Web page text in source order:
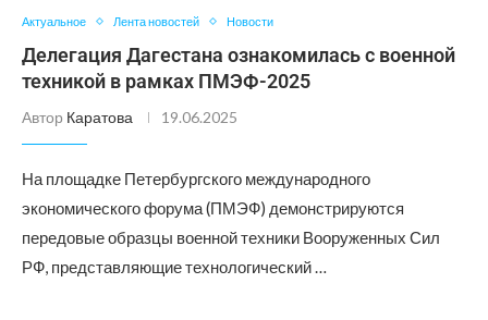
Актуальное Лента новостей Новости
Делегация Дагестана ознакомилась с военной
техникой в рамках ПМЭФ-2025
Автор Каратова 19.06.2025
На площадке Петербургского международного
экономического форума (ПМЭФ) демонстрируются
передовые образцы военной техники Вооруженных Сил
РФ, представляющие технологический …